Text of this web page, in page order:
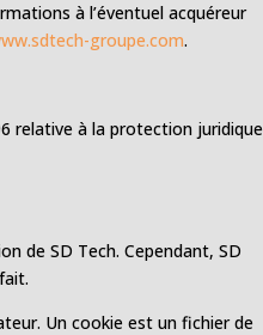
à l’éventuel acquéreur
groupe.com.
relative à la protection juridique
de SD Tech. Cependant, SD
Un cookie est un fichier de